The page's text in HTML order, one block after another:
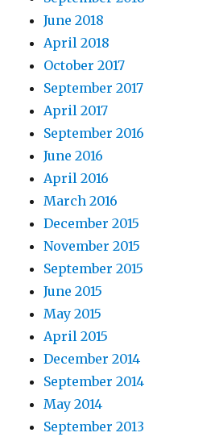
June 2018
April 2018
October 2017
September 2017
April 2017
September 2016
June 2016
April 2016
March 2016
December 2015
November 2015
September 2015
June 2015
May 2015
April 2015
December 2014
September 2014
May 2014
September 2013